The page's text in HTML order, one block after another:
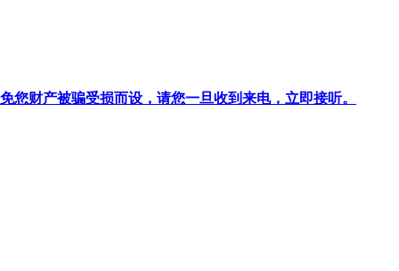
您财产被骗受损而设，请您一旦收到来电，立即接听。